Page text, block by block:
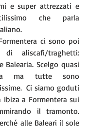
e super attrezzati e
che parla
ci sono poi
aliscafi/traghetti:
Balearia. Scelgo quasi
ma tutte sono
Ci siamo goduti
Ibiza a Formentera sui
il tramonto.
alle Baleari il sole